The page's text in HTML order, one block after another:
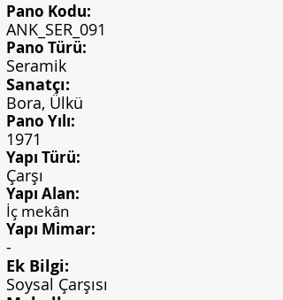
Pano Kodu:
ANK_SER_091
Pano Türü:
Seramik
Sanatçı:
Bora, Ülkü
Pano Yılı:
1971
Yapı Türü:
Çarşı
Yapı Alan:
İç mekân
Yapı Mimar:
-
Ek Bilgi:
Soysal Çarşısı